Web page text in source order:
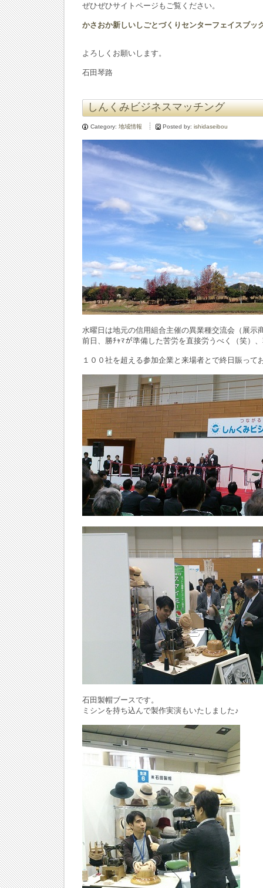
ぜひぜひサイトページもご覧ください。
かさおか新しいしごとづくりセンターフェイスブッ
よろしくお願いします。
石田琴路
しんくみビジネスマッチング
Category: 地域情報 Posted by: ishidaseibou
水曜日は地元の信用組合主催の異業種交流会（展示
前日、勝ﾁｬﾏが準備した苦労を直接労うべく（笑）
１００社を超える参加企業と来場者とで終日賑って
石田製帽ブースです。
ミシンを持ち込んで製作実演もいたしました♪